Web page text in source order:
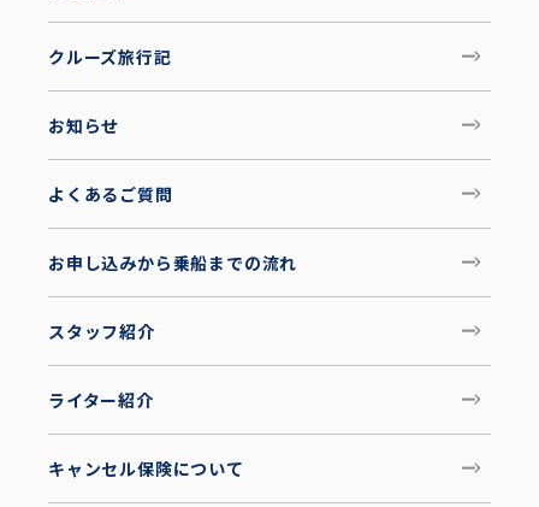
クルーズ旅行記
お知らせ
よくあるご質問
お申し込みから乗船までの流れ
スタッフ紹介
ライター紹介
キャンセル保険について